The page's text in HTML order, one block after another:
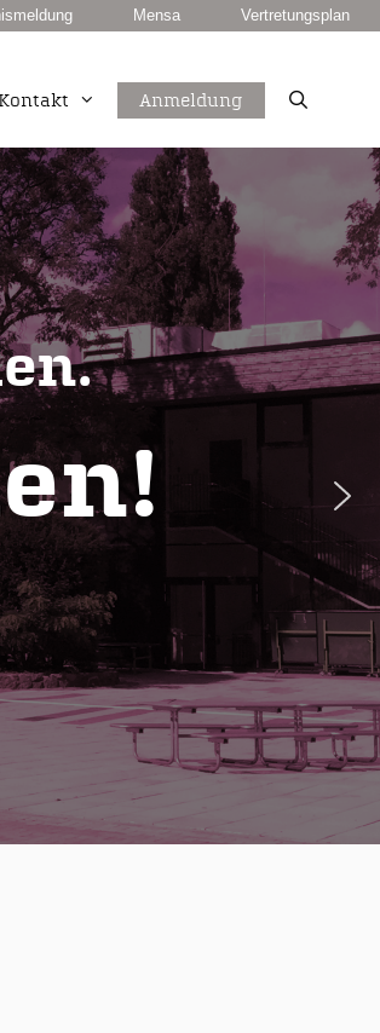
Mensa Vertretungsplan
Computer Driving Licence
Berufsausbildung PLUS
Kontakt Anmeldung